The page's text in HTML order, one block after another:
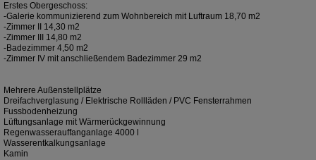
Erstes Obergeschoss:
-Galerie kommunizierend zum Wohnbereich mit Luftraum 18,70 m2
-Zimmer II 14,30 m2
-Zimmer III 14,80 m2
-Badezimmer 4,50 m2
-Zimmer IV mit anschließendem Badezimmer 29 m2
Mehrere Außenstellplätze
Dreifachverglasung / Elektrische Rollläden / PVC Fensterrahmen
Fussbodenheizung
Lüftungsanlage mit Wärmerückgewinnung
Regenwasserauffanganlage 4000 l
Wasserentkalkungsanlage
Kamin